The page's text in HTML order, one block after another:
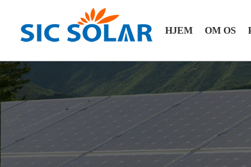
HJEM OM OS